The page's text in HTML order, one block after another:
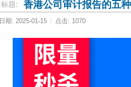
标题: 香港公司审计报告的五
日期: 2025-01-15 点击: 1070